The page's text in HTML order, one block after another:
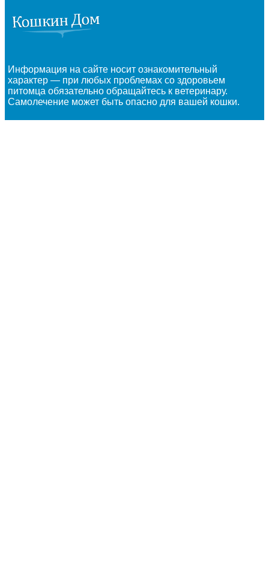
Информация на сайте носит ознакомительный
характер — при любых проблемах со здоровьем
питомца обязательно обращайтесь к ветеринару.
Самолечение может быть опасно для вашей кошки.